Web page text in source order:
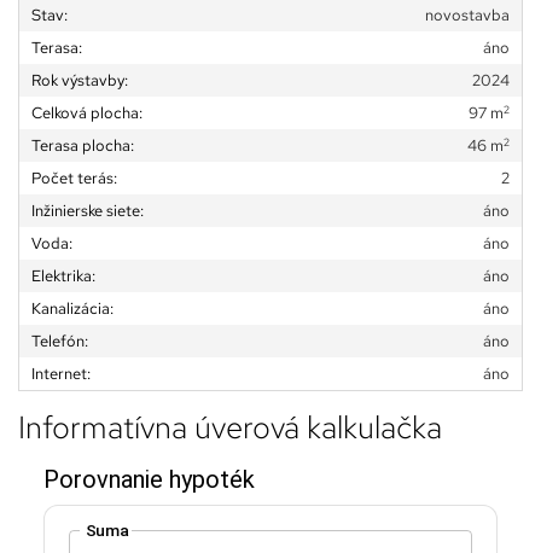
Stav:
novostavba
Terasa:
áno
Rok výstavby:
2024
Celková plocha:
97 m2
Terasa plocha: 46 m2
Počet terás:
2
Inžinierske siete:
áno
Voda:
áno
Elektrika:
áno
Kanalizácia:
áno
Telefón:
áno
Internet:
áno
Informatívna úverová kalkulačka